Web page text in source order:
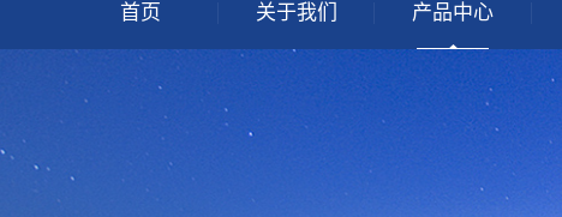
首页 关于我们 产品中心